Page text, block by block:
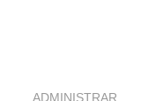
ADMINISTRAR